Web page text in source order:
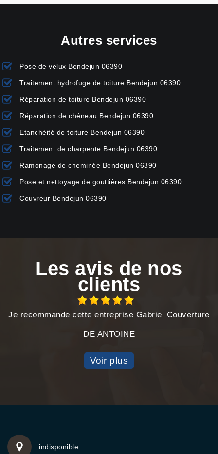
Autres services
Pose de velux Bendejun 06390
Traitement hydrofuge de toiture Bendejun 06390
Réparation de toiture Bendejun 06390
Réparation de chéneau Bendejun 06390
Etanchéité de toiture Bendejun 06390
Traitement de charpente Bendejun 06390
Ramonage de cheminée Bendejun 06390
Pose et nettoyage de gouttières Bendejun 06390
Couvreur Bendejun 06390
Les avis de nos
clients
Je recommande cette entreprise Gabriel Couverture
DE ANTOINE
Voir plus
indisponible